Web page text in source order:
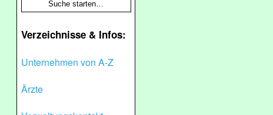
Verzeichnisse & Infos:
Unternehmen von A-Z
Ärzte